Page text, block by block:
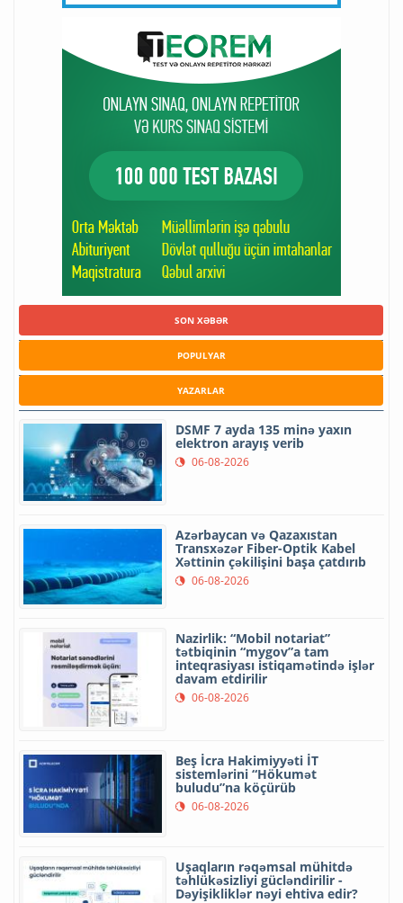
SON XƏBƏR
POPULYAR
YAZARLAR
DSMF 7 ayda 135 minə yaxın
elektron arayış verib
06-08-2026
Azərbaycan və Qazaxıstan
Transxəzər Fiber-Optik Kabel
Xəttinin çəkilişini başa çatdırıb
06-08-2026
Nazirlik: “Mobil notariat”
tətbiqinin “mygov”a tam
inteqrasiyası istiqamətində işlər
davam etdirilir
06-08-2026
Beş İcra Hakimiyyəti İT
sistemlərini “Hökumət
buludu”na köçürüb
06-08-2026
Uşaqların rəqəmsal mühitdə
təhlükəsizliyi gücləndirilir -
Dəyişikliklər nəyi ehtiva edir?